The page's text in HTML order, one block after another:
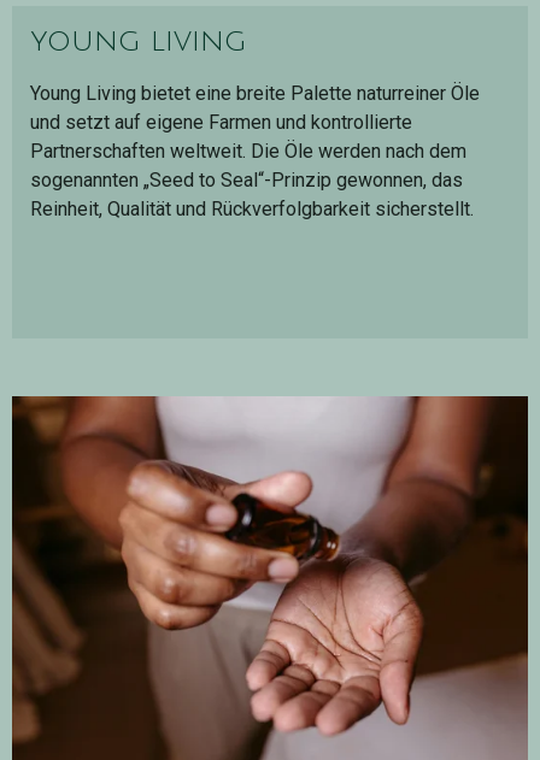
young living
Young Living bietet eine breite Palette naturreiner Öle
und setzt auf eigene Farmen und kontrollierte
Partnerschaften weltweit. Die Öle werden nach dem
sogenannten „Seed to Seal“-Prinzip gewonnen, das
Reinheit, Qualität und Rückverfolgbarkeit sicherstellt.